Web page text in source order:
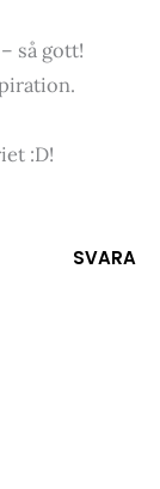
så gott!
:D!
SVARA